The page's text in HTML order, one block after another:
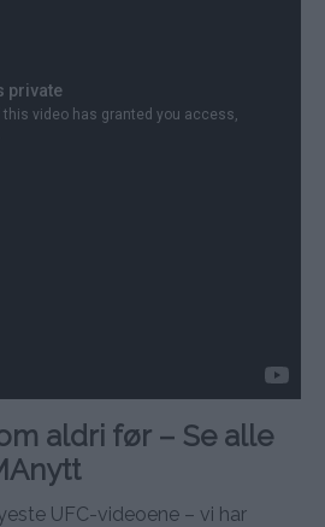
aldri før – Se alle
UFC-videoene – vi har